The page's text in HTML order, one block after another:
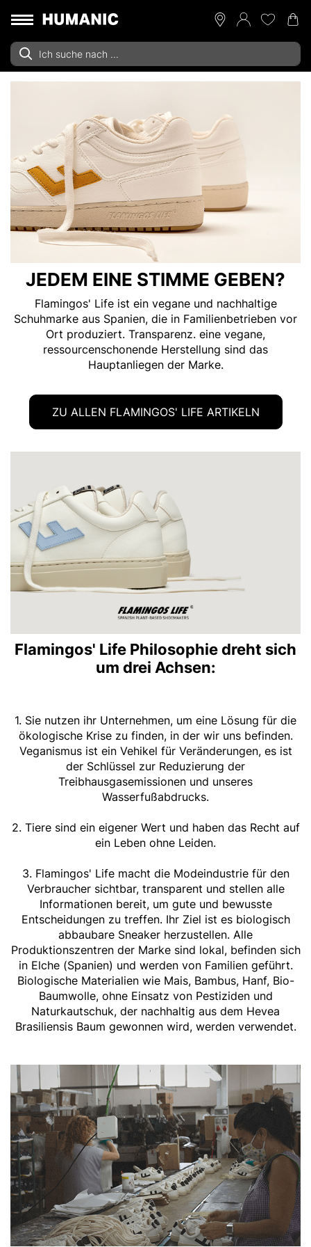
JEDEM EINE STIMME GEBEN?
Flamingos' Life ist ein vegane und nachhaltige
Schuhmarke aus Spanien, die in Familienbetrieben vor
Ort produziert. Transparenz. eine vegane,
ressourcenschonende Herstellung sind das
Hauptanliegen der Marke.
ZU ALLEN FLAMINGOS' LIFE ARTIKELN
Flamingos' Life Philosophie dreht sich
um drei Achsen:
1. Sie nutzen ihr Unternehmen, um eine Lösung für die
ökologische Krise zu finden, in der wir uns befinden.
Veganismus ist ein Vehikel für Veränderungen, es ist
der Schlüssel zur Reduzierung der
Treibhausgasemissionen und unseres
Wasserfußabdrucks.
2. Tiere sind ein eigener Wert und haben das Recht auf
ein Leben ohne Leiden.
3. Flamingos' Life macht die Modeindustrie für den
Verbraucher sichtbar, transparent und stellen alle
Informationen bereit, um gute und bewusste
Entscheidungen zu treffen. Ihr Ziel ist es biologisch
abbaubare Sneaker herzustellen. Alle
Produktionszentren der Marke sind lokal, befinden sich
in Elche (Spanien) und werden von Familien geführt.
Biologische Materialien wie Mais, Bambus, Hanf, Bio-
Baumwolle, ohne Einsatz von Pestiziden und
Naturkautschuk, der nachhaltig aus dem Hevea
Brasiliensis Baum gewonnen wird, werden verwendet.